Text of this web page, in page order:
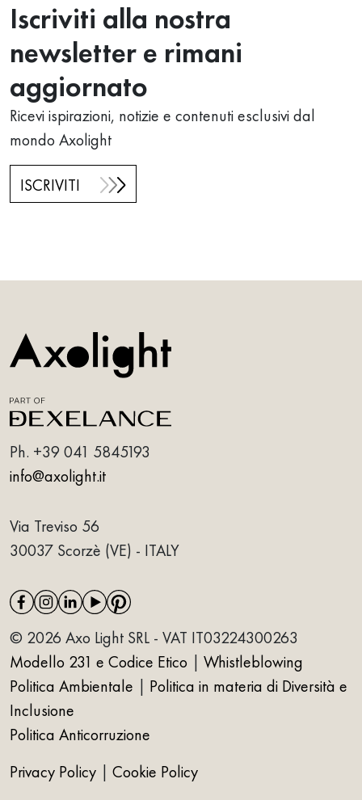
Iscriviti alla nostra
newsletter e rimani
aggiornato
Ricevi ispirazioni, notizie e contenuti esclusivi dal
mondo Axolight
ISCRIVITI
Ph. +39 041 5845193
info@axolight.it
Via Treviso 56
30037 Scorzè (VE) - ITALY
© 2026 Axo Light SRL - VAT IT03224300263
Modello 231 e Codice Etico | Whistleblowing
Politica Ambientale | Politica in materia di Diversità e
Inclusione
Politica Anticorruzione
Privacy Policy | Cookie Policy